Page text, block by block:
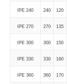
IPE 240 240 120
IPE 270 270 135
IPE 300 300 150
IPE 330 330 160
IPE 360 360 170